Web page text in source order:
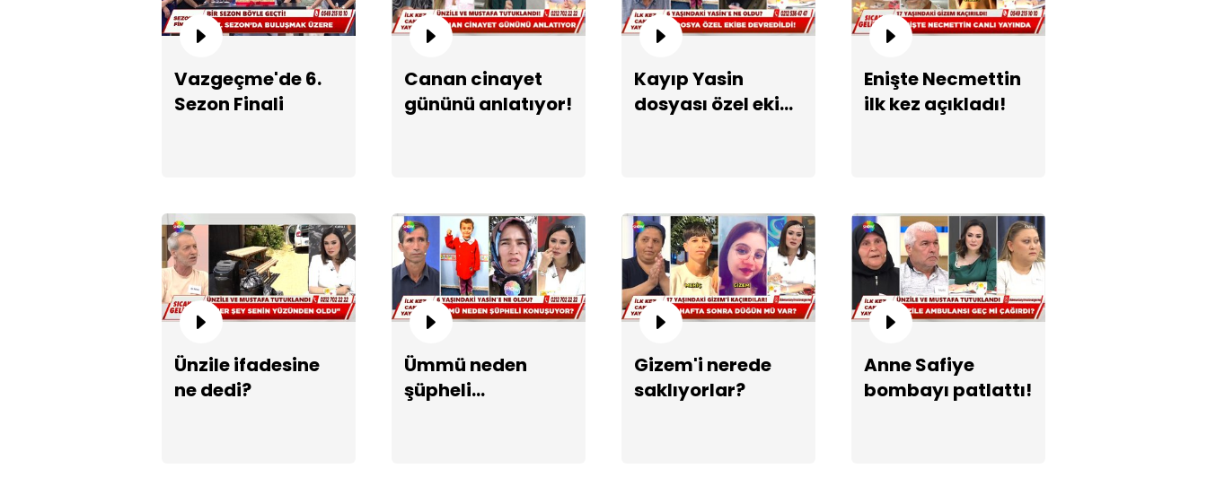
Vazgeçme'de 6. Sezon Finali
Suçlanan Perihan stüdyoda!
Vazgeçme'de 6.
Sezon Finali
Canan cinayet
gününü anlatıyor!
Kayıp Yasin
dosyası özel ekibe
Enişte Necmettin
ilk kez açıkladı!
Ünzile ifadesine
ne dedi?
Ümmü neden
şüpheli
Gizem'i nerede
saklıyorlar?
Anne Safiye
bombayı patlattı!